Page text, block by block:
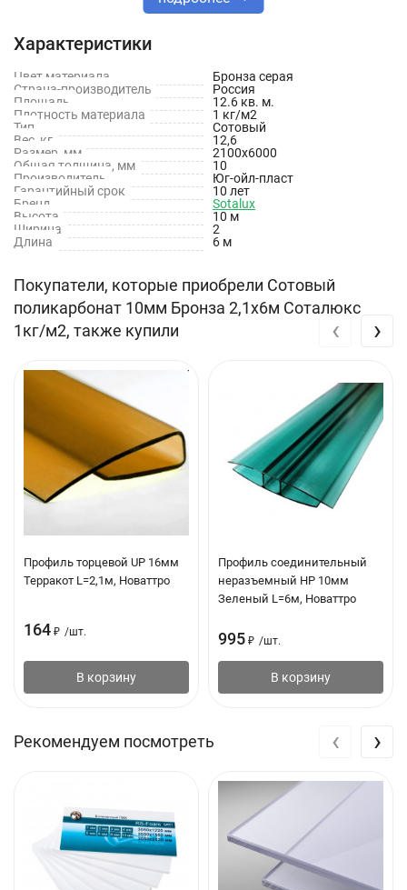
силикатного стекла в 50 раз, а легче в 250 раз.
Уникальные свойства позволяют решать самые разные
архитектурные задачи. Именно поэтому он весьма
востребован в строительстве (внутренняя и внешняя отделка
зданий, остекление балконов и веранд, возведение козырьков
и навесов), Кроме того, этот материал получил широкое
распространение в сельском хозяйстве для строительства
теплиц, парников.
Технические характеристики
Ширина: 2100 мм
Толщина: 10 мм
Цвет: Серая бронза
Срок службы: 10 лет
Характеристики
Цвет материала
Бронза серая
Страна-производитель
Россия
Площадь
12.6 кв. м.
Плотность материала
1 кг/м2
Тип
Сотовый
Вес, кг
12,6
Размер, мм
2100х6000
Общая толщина, мм
10
Производитель
Юг-ойл-пласт
Гарантийный срок
10 лет
Бренд
Sotalux
Высота
10 м
Ширина
2
Длина
6 м
Покупатели, которые приобрели Сотовый
поликарбонат 10мм Бронза 2,1х6м Соталюкс
1кг/м2, также купили
Профиль торцевой UP 16мм
Терракот L=2,1м, Новаттро
164 ₽ /шт.
В корзину
Профиль соединительный
неразъемный НР 10мм
Зеленый L=6м, Новаттро
995 ₽ /шт.
В корзину
‹ ›
Рекомендуем посмотреть ‹ ›